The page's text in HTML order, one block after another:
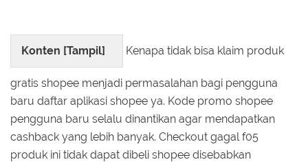
Konten [Tampil] Kenapa tidak bisa klaim produk
gratis shopee menjadi permasalahan bagi pengguna
baru daftar aplikasi shopee ya. Kode promo shopee
pengguna baru selalu dinantikan agar mendapatkan
cashback yang lebih banyak. Checkout gagal f05
produk ini tidak dapat dibeli shopee disebabkan